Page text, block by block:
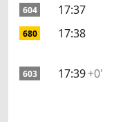
604 17:37
680 17:38
603 17:39+0'